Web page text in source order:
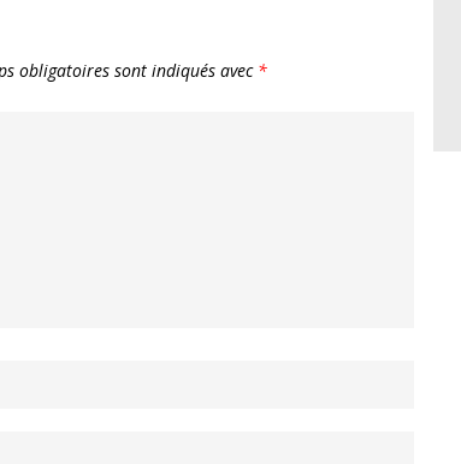
obligatoires sont indiqués avec *